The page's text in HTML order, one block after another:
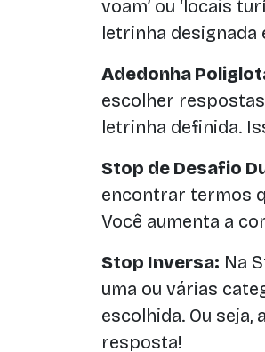
voam’ ou ‘locais
letrinha designada
Adedonha
escolher
letrinha definida.
Stop de Desafio
encontrar termos
Você aumenta a
Stop Inversa: Na
uma ou várias
escolhida. Ou
resposta!